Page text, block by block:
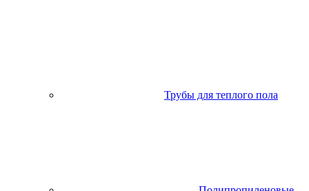
Трубы для теплого пола